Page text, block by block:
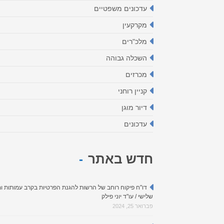
עדכונים משפטיים
מקרקעין
מלכ"רים
השכלה גבוהה
מכרזים
קניין רוחני
דיור מוגן
עדכונים
חדש באתר
דו"ח פיקוח רוחב של הרשות להגנת הפרטיות בקרב עמותות
שלישי / עו"ד יוני פילק
פברואר 25, 2024